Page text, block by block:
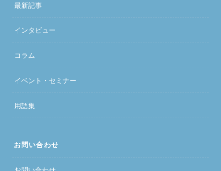
最新記事
インタビュー
コラム
イベント・セミナー
用語集
お問い合わせ